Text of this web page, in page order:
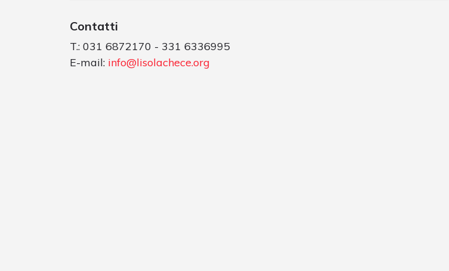
Contatti
T.: 031 6872170 - 331 6336995
E-mail: info@lisolachece.org